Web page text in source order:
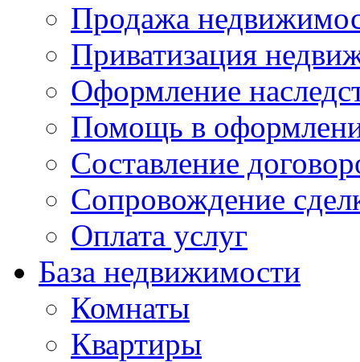
Продажа
Приватизация
Оформление
Помощь в
Составление
Сопровождение
Оплата услуг
База недвижимости
Комнаты
Квартиры